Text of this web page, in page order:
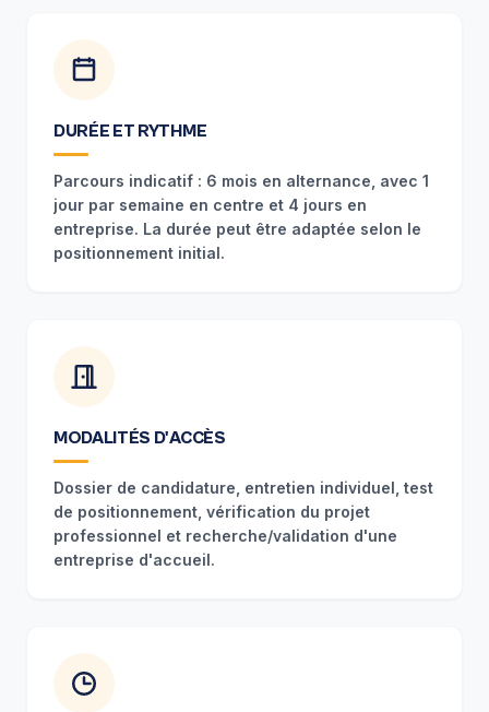
DURÉE ET RYTHME
Parcours indicatif : 6 mois en alternance, avec 1
jour par semaine en centre et 4 jours en
entreprise. La durée peut être adaptée selon le
positionnement initial.
MODALITÉS D'ACCÈS
Dossier de candidature, entretien individuel, test
de positionnement, vérification du projet
professionnel et recherche/validation d'une
entreprise d'accueil.